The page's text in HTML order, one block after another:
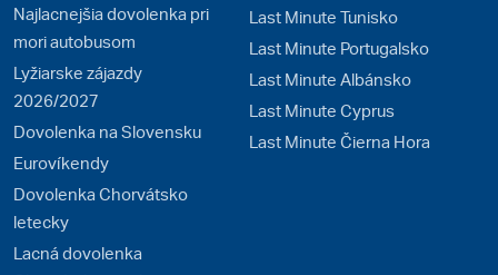
Najlacnejšia dovolenka pri
mori autobusom
Lyžiarske zájazdy
2026/2027
Dovolenka na Slovensku
Eurovíkendy
Dovolenka Chorvátsko
letecky
Lacná dovolenka
Last Minute Tunisko
Last Minute Portugalsko
Last Minute Albánsko
Last Minute Cyprus
Last Minute Čierna Hora